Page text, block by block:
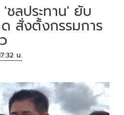
ชลประทาน' ยับ
สั่งตั้งกรรมการ
น.